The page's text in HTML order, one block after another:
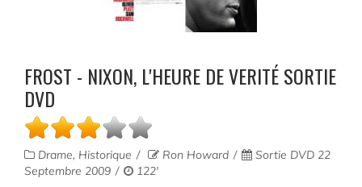
FROST - NIXON, L'HEURE DE VERITÉ SORTIE
DVD
Drame, Historique Ron Howard
Sortie DVD 22
Septembre 2009
122'